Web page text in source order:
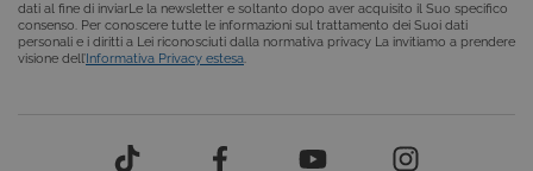
dati al fine di inviarLe la newsletter e soltanto dopo aver acquisito il Suo specifico
consenso. Per conoscere tutte le informazioni sul trattamento dei Suoi dati
personali e i diritti a Lei riconosciuti dalla normativa privacy La invitiamo a prendere
visione dell’Informativa Privacy estesa
selezionati (es. lingua, prodotti presenti nel
carrello). È possibile impostare il browser per
bloccare i cookie tecnici o essere avvisati
riguardo alla loro installazione, ma in tal caso
Nome
Dominio